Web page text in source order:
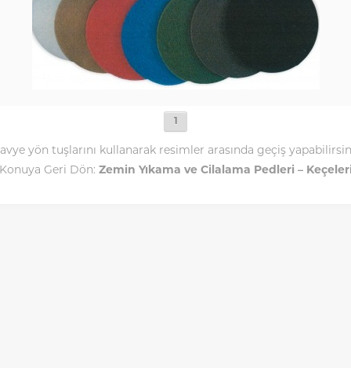
1
yön tuşlarını kullanarak resimler arasında geçiş
Geri Dön: Zemin Yıkama ve Cilalama Pedleri – Keçeleri